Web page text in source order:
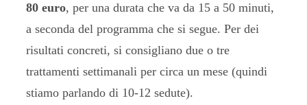
80 euro, per una durata che va da 15 a 50 minuti,
a seconda del programma che si segue. Per dei
risultati concreti, si consigliano due o tre
trattamenti settimanali per circa un mese (quindi
stiamo parlando di 10-12 sedute).